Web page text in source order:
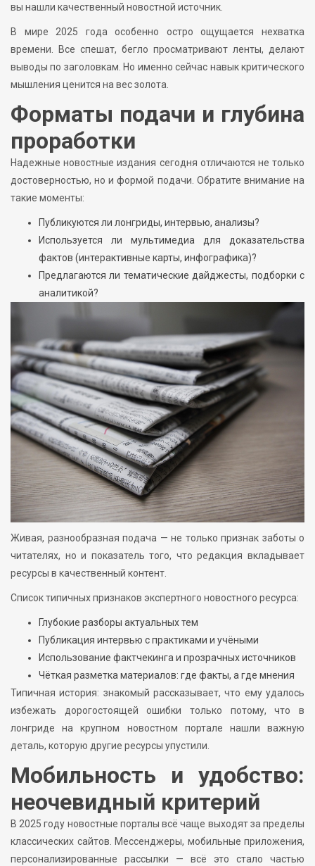
вы нашли качественный новостной источник.
В мире 2025 года особенно остро ощущается нехватка
времени. Все спешат, бегло просматривают ленты, делают
выводы по заголовкам. Но именно сейчас навык критического
мышления ценится на вес золота.
Форматы подачи и глубина
проработки
Надежные новостные издания сегодня отличаются не только
достоверностью, но и формой подачи. Обратите внимание на
такие моменты:
Публикуются ли лонгриды, интервью, анализы?
Используется ли мультимедиа для доказательства
фактов (интерактивные карты, инфографика)?
Предлагаются ли тематические дайджесты, подборки с
аналитикой?
Живая, разнообразная подача — не только признак заботы о
читателях, но и показатель того, что редакция вкладывает
ресурсы в качественный контент.
Список типичных признаков экспертного новостного ресурса:
Глубокие разборы актуальных тем
Публикация интервью с практиками и учёными
Использование фактчекинга и прозрачных источников
Чёткая разметка материалов: где факты, а где мнения
Типичная история: знакомый рассказывает, что ему удалось
избежать дорогостоящей ошибки только потому, что в
лонгриде на крупном новостном портале нашли важную
деталь, которую другие ресурсы упустили.
Мобильность и удобство:
неочевидный критерий
В 2025 году новостные порталы всё чаще выходят за пределы
классических сайтов. Мессенджеры, мобильные приложения,
персонализированные рассылки — всё это стало частью